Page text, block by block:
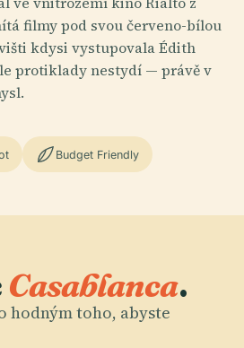
filmy pod svou červeno-bílou
kdysi vystupovala Édith
protiklady nestydí — právě v
Budget Friendly
Casablanca.
hodným toho, abyste